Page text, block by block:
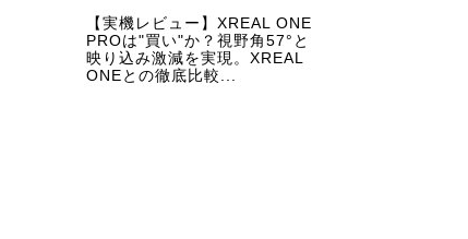
【実機レビュー】XREAL ONE
PROは"買い"か？視野角57°と
映り込み激減を実現。XREAL
ONEとの徹底比較...